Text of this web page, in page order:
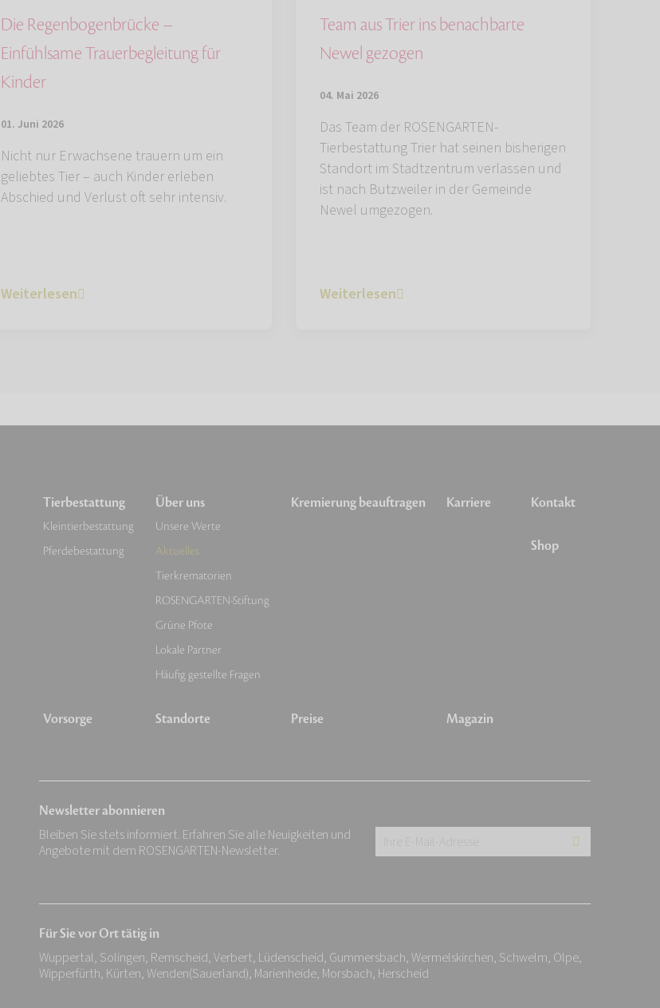
Die Regenbogenbrücke –
Einfühlsame Trauerbegleitung für
Kinder
01. Juni 2026
Nicht nur Erwachsene trauern um ein
geliebtes Tier – auch Kinder erleben
Abschied und Verlust oft sehr intensiv.
Weiterlesen
Team aus Trier ins benachbarte
Newel gezogen
04. Mai 2026
Das Team der ROSENGARTEN-
Tierbestattung Trier hat seinen bisherigen
Standort im Stadtzentrum verlassen und
ist nach Butzweiler in der Gemeinde
Newel umgezogen.
Weiterlesen
Tierbestattung
Kleintierbestattung
Pferdebestattung
Vorsorge
Über uns
Unsere Werte
Aktuelles
Tierkrematorien
ROSENGARTEN-Stiftung
Grüne Pfote
Lokale Partner
Häufig gestellte Fragen
Standorte
Kremierung beauftragen
Preise
Karriere
Magazin
Kontakt
Shop
Newsletter abonnieren
Bleiben Sie stets informiert. Erfahren Sie alle Neuigkeiten und
Angebote mit dem ROSENGARTEN-Newsletter.
Für Sie vor Ort tätig in
Wuppertal, Solingen, Remscheid, Verbert, Lüdenscheid, Gummersbach, Wermelskirchen, Schwelm, Olpe,
Wipperfürth, Kürten, Wenden(Sauerland), Marienheide, Morsbach, Herscheid